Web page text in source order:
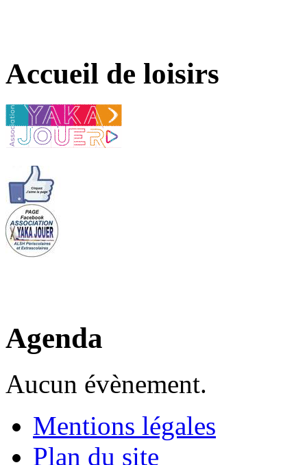
Accueil de loisirs
Agenda
Aucun évènement.
Mentions légales
Plan du site